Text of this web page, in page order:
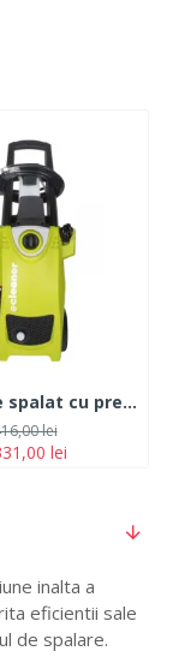
Aparat de spalat cu presiune Cleaner CW4120, 1400W, 120bari
lei
lei
inalta a
eficientii sale
de spalare.